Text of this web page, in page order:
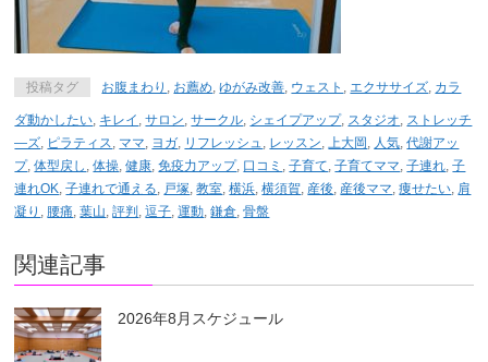
投稿タグ お腹まわり , お薦め,ゆがみ改善, ウェスト , エクササイズ, カラ
ダ動かしたい, キレイ ,サロン,サークル, シェイプアップ, スタジオ, ストレッチ
―ズ, ピラティス, ママ, ヨガ, リフレッシュ, レッスン,上大岡 , 人気,代謝アッ
プ,体型戻し ,体操,健康,免疫力アップ, 口コミ ,子育て,子育てママ,子連れ,子
連れOK,子連れで通える, 戸塚,教室,横浜,横須賀, 産後, 産後ママ,痩せたい, 肩
凝り , 腰痛,葉山,評判 ,逗子,運動,鎌倉,骨盤
関連記事
2026年8月スケジュール